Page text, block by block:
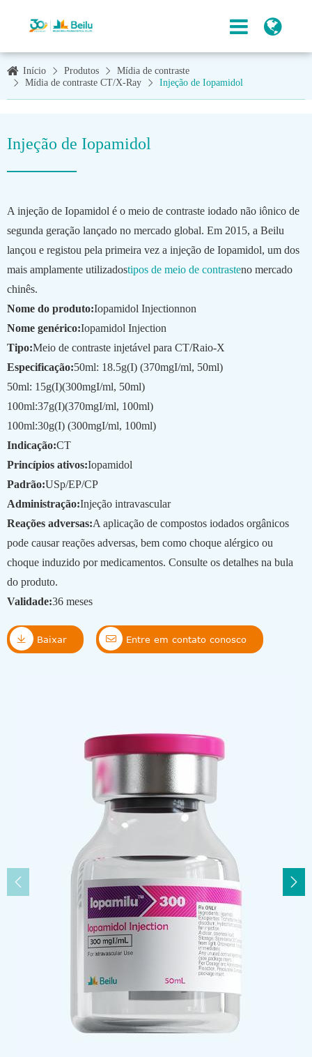
Início Produtos
Mídia de contraste
Mídia de contraste CT/X-Ray
Injeção de Iopamidol
Injeção de Iopamidol
A injeção de Iopamidol é o meio de contraste iodado não iônico de
segunda geração lançado no mercado global. Em 2015, a Beilu
lançou e registou pela primeira vez a injeção de Iopamidol, um dos
mais amplamente utilizadostipos de meio de contrasteno mercado
chinês.
Nome do produto:Iopamidol Injectionnon
Nome genérico:Iopamidol Injection
Tipo:Meio de contraste injetável para CT/Raio-X
Especificação:50ml: 18.5g(I) (370mgI/ml, 50ml)
50ml: 15g(I)(300mgI/ml, 50ml)
100ml:37g(I)(370mgI/ml, 100ml)
100ml:30g(I) (300mgI/ml, 100ml)
Indicação:CT
Princípios ativos:Iopamidol
Padrão:USp/EP/CP
Administração:Injeção intravascular
Reações adversas:A aplicação de compostos iodados orgânicos
pode causar reações adversas, bem como choque alérgico ou
choque induzido por medicamentos. Consulte os detalhes na bula
do produto.
Validade:36 meses
 Baixar  Entre em contato conosco
 